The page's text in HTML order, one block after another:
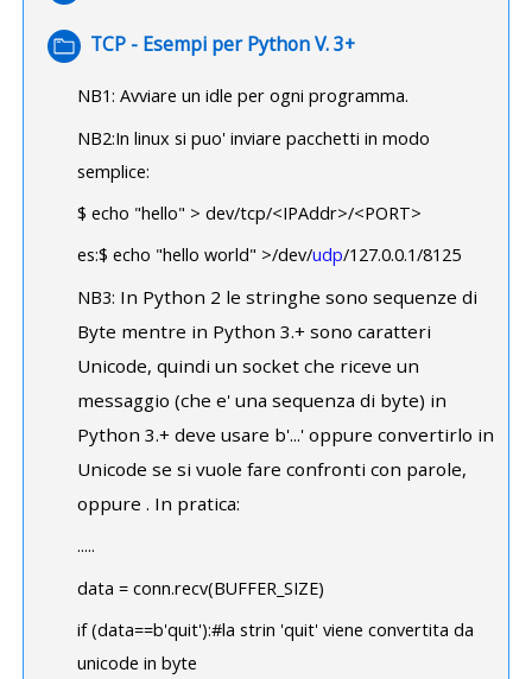
TCP - Esempi per Python V. 3+
Cartella
NB1: Avviare un idle per ogni programma.
NB2:In linux si puo' inviare pacchetti in modo
semplice:
$ echo "hello" > dev/tcp/<IPAddr>/<PORT>
es:$ echo "hello world" >/dev/udp/127.0.0.1/8125
NB3: In Python 2 le stringhe sono sequenze di
Byte mentre in Python 3.+ sono caratteri
Unicode, quindi un socket che riceve un
messaggio (che e' una sequenza di byte) in
Python 3.+ deve usare b'...' oppure convertirlo in
Unicode se si vuole fare confronti con parole,
oppure . In pratica:
.....
data = conn.recv(BUFFER_SIZE)
if (data==b'quit'):#la strin 'quit' viene convertita da
unicode in byte